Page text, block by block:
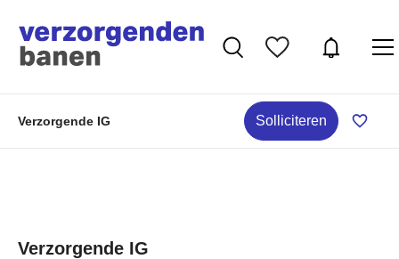
Verzorgende IG Solliciteren
Verzorgende IG